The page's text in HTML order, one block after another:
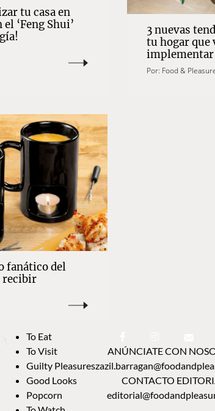
tu casa en
‘Feng Shui’
3 nuevas
tu hogar que
implementar
Por: Food &
fanático del
recibir
To Eat
To Visit
Guilty Pleasures
Good Looks
Popcorn
ANÚNCIATE CON
CONTACTO